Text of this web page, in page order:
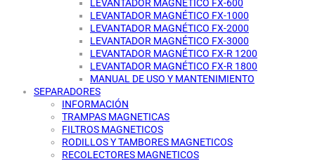
LEVANTADOR MAGNÉTICO FX-600
LEVANTADOR MAGNÉTICO FX-1000
LEVANTADOR MAGNÉTICO FX-2000
LEVANTADOR MAGNÉTICO FX-3000
LEVANTADOR MAGNÉTICO FX-R 1200
LEVANTADOR MAGNÉTICO FX-R 1800
MANUAL DE USO Y MANTENIMIENTO
SEPARADORES
INFORMACIÓN
TRAMPAS MAGNETICAS
FILTROS MAGNETICOS
RODILLOS Y TAMBORES MAGNETICOS
RECOLECTORES MAGNETICOS